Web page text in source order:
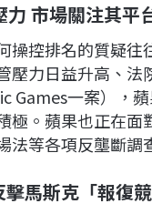
力 市場關注其平
操控排名的質疑往
壓力日益升高、法
Games一案），
極。蘋果也正在面
法等各項反壟斷調
馬斯克「報復